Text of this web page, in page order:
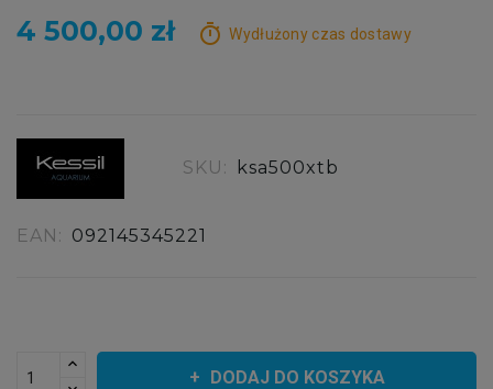
4 500,00 zł timer Wydłużony czas dostawy
SKU: ksa500xtb
EAN: 092145345221
DODAJ DO KOSZYKA